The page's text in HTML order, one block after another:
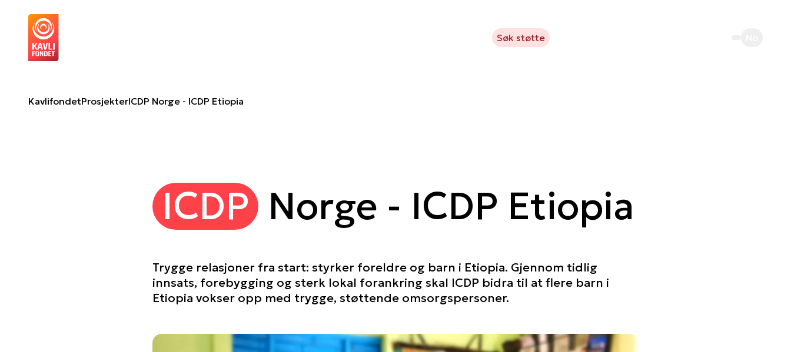
Søk støtte
KavlifondetProsjekterICDP Norge - ICDP Etiopia
ICDP Norge - ICDP Etiopia
Trygge relasjoner fra start: styrker foreldre og barn i Etiopia. Gjennom tidlig
innsats, forebygging og sterk lokal forankring skal ICDP bidra til at flere barn i
Etiopia vokser opp med trygge, støttende omsorgspersoner.